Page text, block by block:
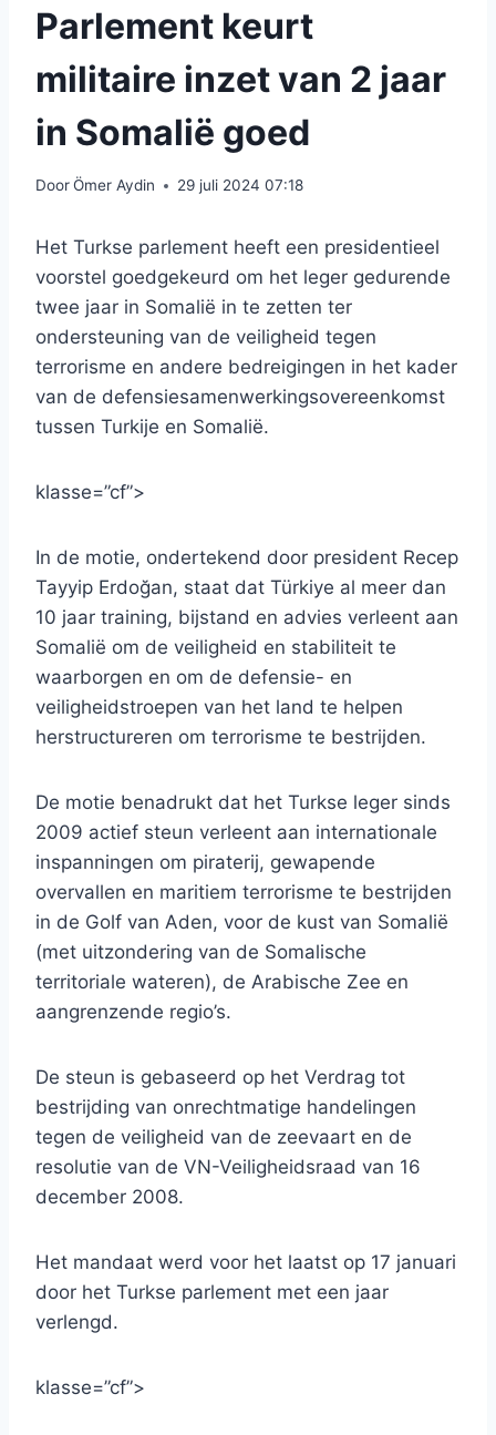
Parlement keurt
militaire inzet van 2 jaar
in Somalië goed
DoorÖmer Aydin 29 juli 2024 07:18
Het Turkse parlement heeft een presidentieel
voorstel goedgekeurd om het leger gedurende
twee jaar in Somalië in te zetten ter
ondersteuning van de veiligheid tegen
terrorisme en andere bedreigingen in het kader
van de defensiesamenwerkingsovereenkomst
tussen Turkije en Somalië.
klasse=”cf”>
In de motie, ondertekend door president Recep
Tayyip Erdoğan, staat dat Türkiye al meer dan
10 jaar training, bijstand en advies verleent aan
Somalië om de veiligheid en stabiliteit te
waarborgen en om de defensie- en
veiligheidstroepen van het land te helpen
herstructureren om terrorisme te bestrijden.
De motie benadrukt dat het Turkse leger sinds
2009 actief steun verleent aan internationale
inspanningen om piraterij, gewapende
overvallen en maritiem terrorisme te bestrijden
in de Golf van Aden, voor de kust van Somalië
(met uitzondering van de Somalische
territoriale wateren), de Arabische Zee en
aangrenzende regio’s.
De steun is gebaseerd op het Verdrag tot
bestrijding van onrechtmatige handelingen
tegen de veiligheid van de zeevaart en de
resolutie van de VN-Veiligheidsraad van 16
december 2008.
Het mandaat werd voor het laatst op 17 januari
door het Turkse parlement met een jaar
verlengd.
klasse=”cf”>